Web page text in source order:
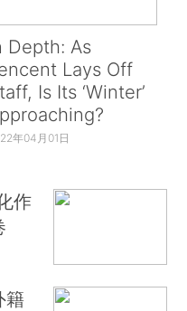
Depth: As
Lays Off
Is Its ‘Winter’
年04月01日
作
籍